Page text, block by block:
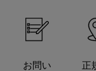
お問い
正